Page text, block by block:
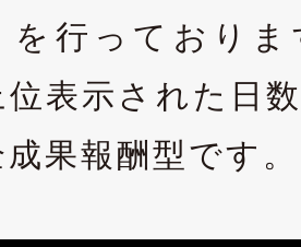
を行っており
位表示された日
果報酬型です。